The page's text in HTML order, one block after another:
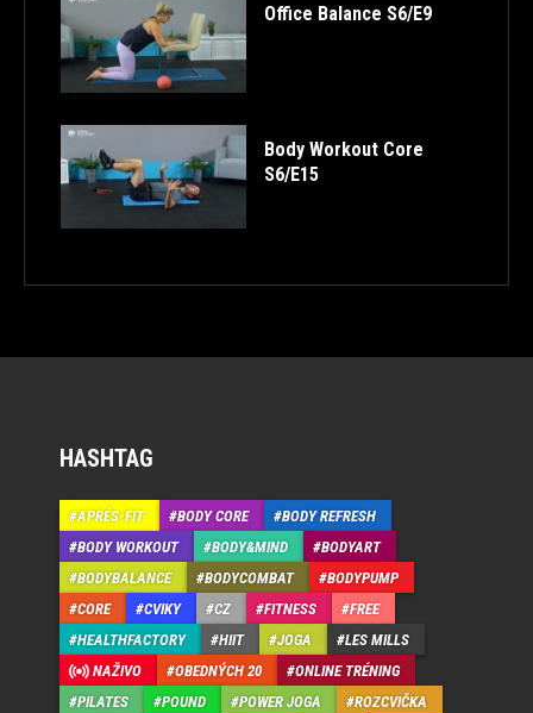
Office Balance S6/E9
Body Workout Core
S6/E15
HASHTAG
APRÉS-FIT BODY CORE
BODY REFRESH
BODY WORKOUT
BODY&MIND
BODYART
BODYBALANCE
BODYCOMBAT
BODYPUMP
CORE
CVIKY CZ FITNESS
FREE
HEALTHFACTORY
HIIT JOGA
LES MILLS
NAŽIVO
OBEDNÝCH 20
ONLINE TRÉNING
PILATES
POUND POWER JOGA
ROZCVIČKA